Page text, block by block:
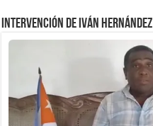
Intervención de Iván